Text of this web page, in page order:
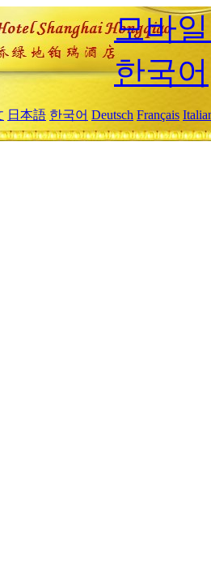
모바
한국어
日本語 한국어 Deutsch Français